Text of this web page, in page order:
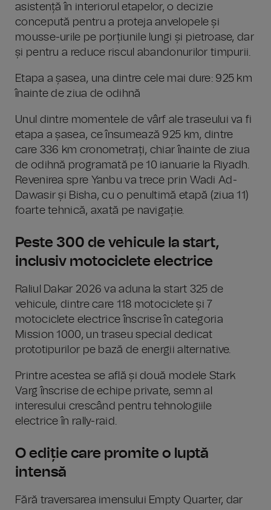
asistență în interiorul etapelor, o decizie
concepută pentru a proteja anvelopele și
mousse-urile pe porțiunile lungi și pietroase, dar
și pentru a reduce riscul abandonurilor timpurii.
Etapa a șasea, una dintre cele mai dure: 925 km
înainte de ziua de odihnă
Unul dintre momentele de vârf ale traseului va fi
etapa a șasea, ce însumează 925 km, dintre
care 336 km cronometrați, chiar înainte de ziua
de odihnă programată pe 10 ianuarie la Riyadh.
Revenirea spre Yanbu va trece prin Wadi Ad-
Dawasir și Bisha, cu o penultimă etapă (ziua 11)
foarte tehnică, axată pe navigație.
Peste 300 de vehicule la start,
inclusiv motociclete electrice
Raliul Dakar 2026 va aduna la start 325 de
vehicule, dintre care 118 motociclete și 7
motociclete electrice înscrise în categoria
Mission 1000, un traseu special dedicat
prototipurilor pe bază de energii alternative.
Printre acestea se află și două modele Stark
Varg înscrise de echipe private, semn al
interesului crescând pentru tehnologiile
electrice în rally-raid.
O ediție care promite o luptă
intensă
Fără traversarea imensului Empty Quarter, dar